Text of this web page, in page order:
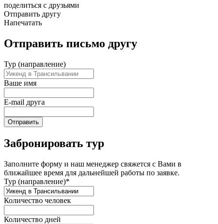
поделиться с друзьями
Отправить другу
Напечатать
Отправить письмо другу
Тур (направление)
Ваше имя
E-mail друга
Отправить
Забронировать тур
Заполните форму и наш менеджер свяжется с Вами в
ближайшее время для дальнейшей работы по заявке.
Тур (направление)*
Количество человек
Количество дней